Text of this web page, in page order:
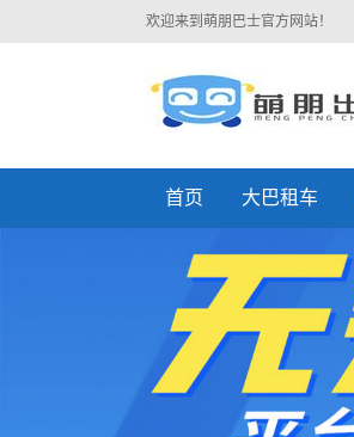
欢迎来到萌朋巴士官方网站！
首页 大巴租车